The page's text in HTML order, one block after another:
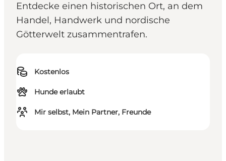
Entdecke einen historischen Ort, an dem
Handel, Handwerk und nordische
Götterwelt zusammentrafen.
Kostenlos
Hunde erlaubt
Mir selbst, Mein Partner, Freunde